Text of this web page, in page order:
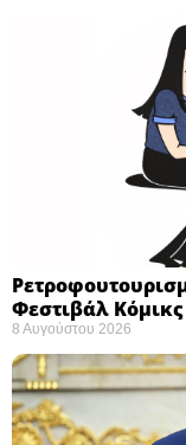
Φεστιβάλ
8 Αυγούστου 2026